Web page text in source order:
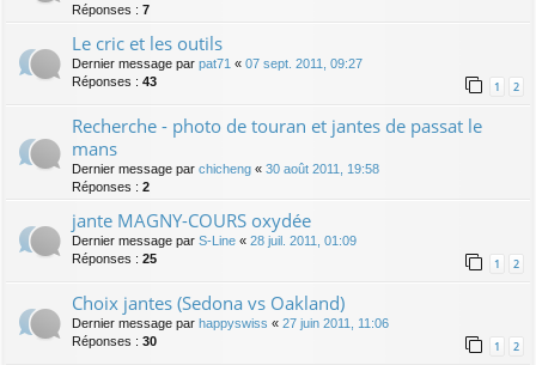
Réponses : 7
Le cric et les outils
Dernier message par pat71 « 07 sept. 2011, 09:27
Réponses : 43 1 2
Recherche - photo de touran et jantes de passat le
mans
Dernier message par chicheng « 30 août 2011, 19:58
Réponses : 2
jante MAGNY-COURS oxydée
Dernier message par S-Line « 28 juil. 2011, 01:09
Réponses : 25 1 2
Choix jantes (Sedona vs Oakland)
Dernier message par happyswiss « 27 juin 2011, 11:06
Réponses : 30 1 2